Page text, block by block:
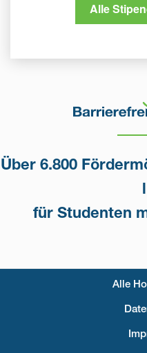
Alle
Über 6.800
l
für Studenten
Alle